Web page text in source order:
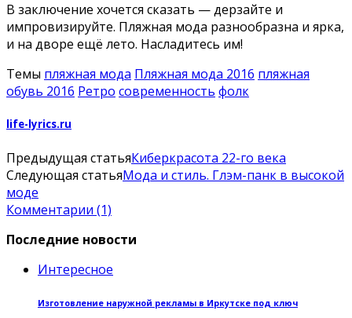
В заключение хочется сказать — дерзайте и
импровизируйте. Пляжная мода разнообразна и ярка,
и на дворе ещё лето. Насладитесь им!
Темы пляжная мода Пляжная мода 2016 пляжная
обувь 2016 Ретро современность фолк
life-lyrics.ru
Предыдущая статьяКиберкрасота 22-го века
Следующая статьяМода и стиль. Глэм-панк в высокой
моде
Комментарии (1)
Последние новости
Интересное
Изготовление наружной рекламы в Иркутске под ключ